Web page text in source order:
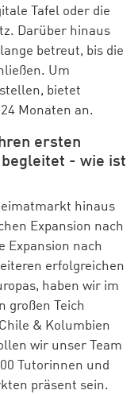
Tafel oder die
Darüber hinaus
betreut, bis die
Um
bietet
Monaten an.
ersten
- wie ist
hinaus
Expansion nach
Expansion nach
erfolgreichen
haben wir im
großen Teich
& Kolumbien
wir unser Team
Tutorinnen und
präsent sein.